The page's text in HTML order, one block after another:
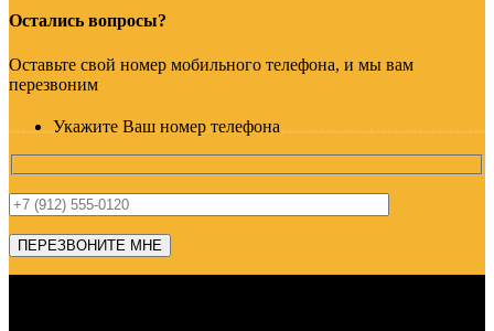
Остались вопросы?
Оставьте свой номер мобильного телефона, и мы вам
перезвоним
Укажите Ваш номер телефона